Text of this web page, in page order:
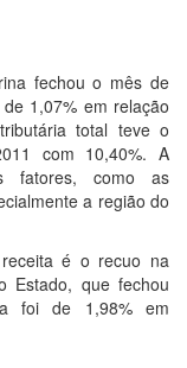
fechou o mês de
1,07% em relação
total teve o
com 10,40%. A
fatores, como as
a região do
é o recuo na
Estado, que fechou
foi de 1,98% em